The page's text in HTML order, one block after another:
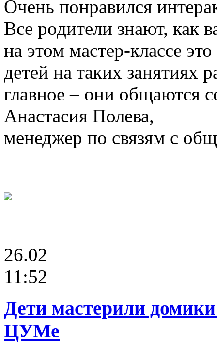
Очень понравился
Все родители знают, как
на этом мастер-классе
детей на таких занятиях
главное – они общаются
Анастасия Полева,
менеджер по связям с
26.02
11:52
Дети мастерили
ЦУМе